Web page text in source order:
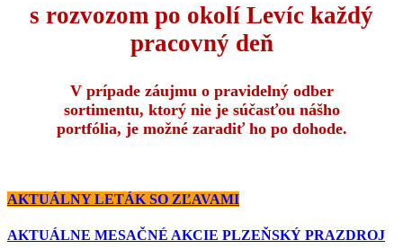
s rozvozom po okolí Levíc každý
pracovný deň
V prípade záujmu o pravidelný odber
sortimentu, ktorý nie je súčasťou nášho
portfólia, je možné zaradiť ho po dohode.
AKTUÁLNY LETÁK SO ZĽAVAMI
AKTUÁLNE MESAČNÉ AKCIE PLZEŇSKÝ PRAZDROJ